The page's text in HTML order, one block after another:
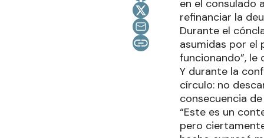
en el consulado
refinanciar la
Durante el
asumidas por el
funcionando”,
Y durante la
círculo: no
consecuencia
“Este es un
pero